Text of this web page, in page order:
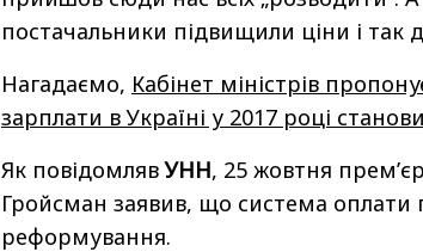
постачальники підвищили ціни і
Нагадаємо, Кабінет міністрів
зарплати в Україні у 2017 році
Як повідомлявУНН, 25 жовтня
Гройсман заявив, що система оплати
реформування.